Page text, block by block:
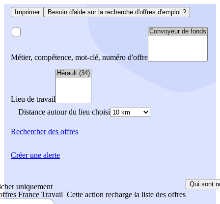
Imprimer Besoin d'aide sur la recherche d'offres d'emploi ?
Métier, compétence, mot-clé, numéro d'offre
Lieu de travail
Distance autour du lieu choisi
Rechercherdes offres
uniquement
France Travail Cette action recharge la liste des offres
Qui sont
Créer une alerte